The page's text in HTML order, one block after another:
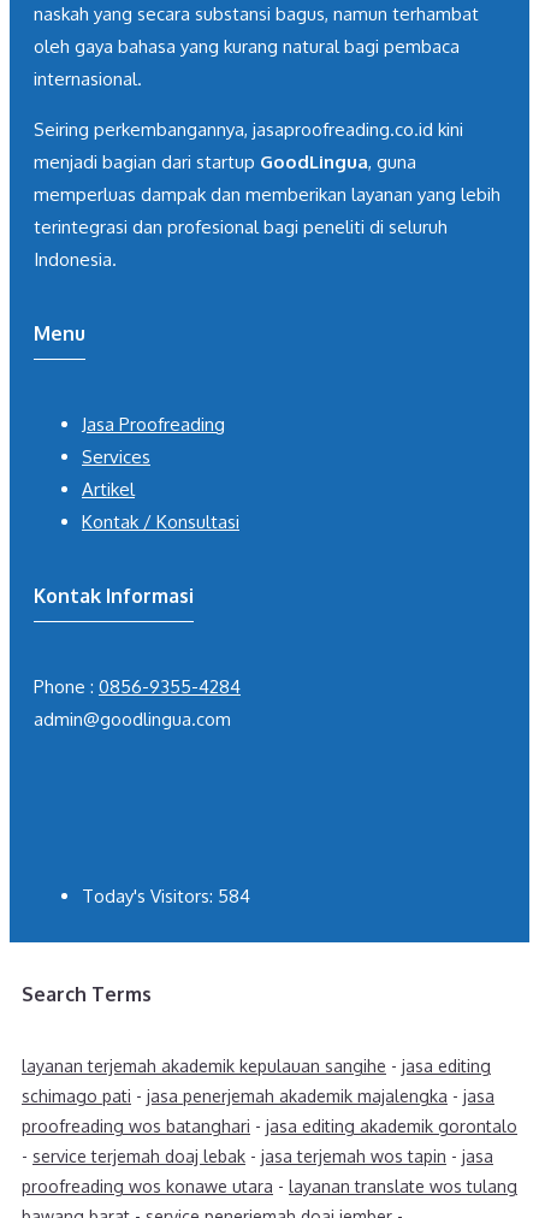
naskah yang secara substansi bagus, namun terhambat
oleh gaya bahasa yang kurang natural bagi pembaca
internasional.
Seiring perkembangannya, jasaproofreading.co.id kini
menjadi bagian dari startup GoodLingua, guna
memperluas dampak dan memberikan layanan yang lebih
terintegrasi dan profesional bagi peneliti di seluruh
Indonesia.
Menu
Jasa Proofreading
Services
Artikel
Kontak / Konsultasi
Kontak Informasi
Phone : 0856-9355-4284
admin@goodlingua.com
Today's Visitors: 584
Search Terms
layanan terjemah akademik kepulauan sangihe - jasa editing
schimago pati - jasa penerjemah akademik majalengka - jasa
proofreading wos batanghari - jasa editing akademik gorontalo
- service terjemah doaj lebak - jasa terjemah wos tapin - jasa
proofreading wos konawe utara - layanan translate wos tulang